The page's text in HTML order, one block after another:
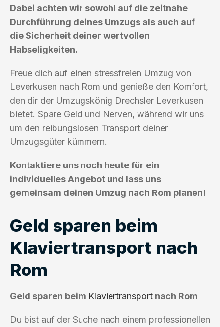
Dabei achten wir sowohl auf die zeitnahe
Durchführung deines Umzugs als auch auf
die Sicherheit deiner wertvollen
Habseligkeiten.
Freue dich auf einen stressfreien Umzug von
Leverkusen nach Rom und genieße den Komfort,
den dir der Umzugskönig Drechsler Leverkusen
bietet. Spare Geld und Nerven, während wir uns
um den reibungslosen Transport deiner
Umzugsgüter kümmern.
Kontaktiere uns noch heute für ein
individuelles Angebot und lass uns
gemeinsam deinen Umzug nach Rom planen!
Geld sparen beim
Klaviertransport nach
Rom
Geld sparen beim Klaviertransport nach Rom
Du bist auf der Suche nach einem professionellen